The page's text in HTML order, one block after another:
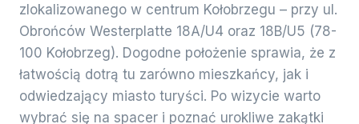
zlokalizowanego w centrum Kołobrzegu – przy ul.
Obrońców Westerplatte 18A/U4 oraz 18B/U5 (78-
100 Kołobrzeg). Dogodne położenie sprawia, że z
łatwością dotrą tu zarówno mieszkańcy, jak i
odwiedzający miasto turyści. Po wizycie warto
wybrać się na spacer i poznać urokliwe zakątki